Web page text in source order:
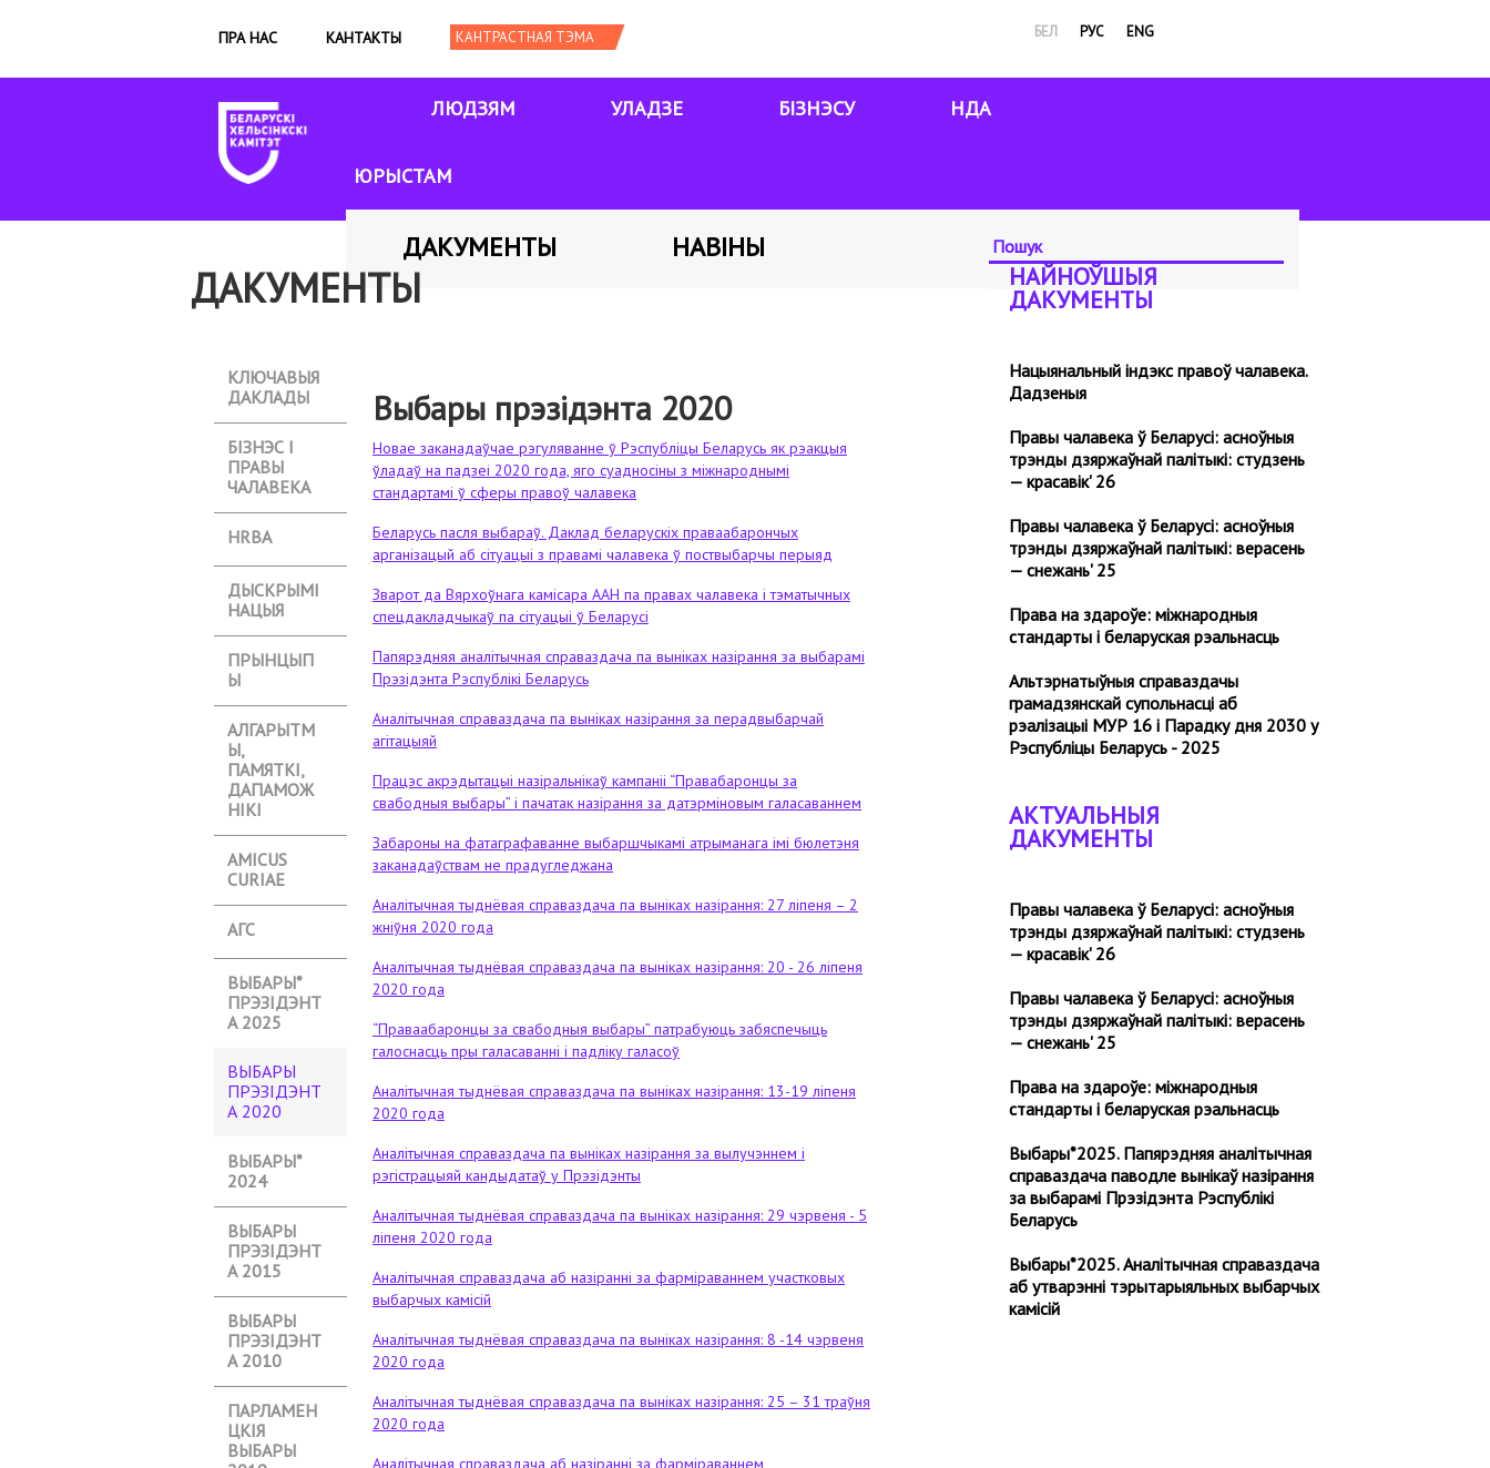
ПРА НАС КАНТАКТЫ БЕЛ РУС ENG
ЛЮДЗЯМ УЛАДЗЕ БІЗНЭСУ НДА
ЮРЫСТАМ
ДАКУМЕНТЫ НАВІНЫ
ДАКУМЕНТЫ
КЛЮЧАВЫЯ
ДАКЛАДЫ
БІЗНЭС І
ПРАВЫ
ЧАЛАВЕКА
HRBA
ДЫСКРЫМІ
НАЦЫЯ
ПРЫНЦЫП
Ы
АЛГАРЫТМ
Ы,
ПАМЯТКІ,
ДАПАМОЖ
НІКІ
АMICUS
CURIAE
АГС
ВЫБАРЫ*
ПРЭЗІДЭНТ
А 2025
ВЫБАРЫ
ПРЭЗІДЭНТ
А 2020
ВЫБАРЫ*
2024
ВЫБАРЫ
ПРЭЗІДЭНТ
А 2015
ВЫБАРЫ
ПРЭЗІДЭНТ
А 2010
ПАРЛАМЕН
ЦКІЯ
ВЫБАРЫ
Выбары прэзідэнта 2020
Новае заканадаўчае рэгуляванне ў Рэспубліцы Беларусь як рэакцыя
ўладаў на падзеі 2020 года, яго суадносіны з міжнароднымі
стандартамі ў сферы правоў чалавека
Беларусь пасля выбараў. Даклад беларускіх праваабарончых
арганізацый аб сітуацыі з правамі чалавека ў поствыбарчы перыяд
Зварот да Вярхоўнага камісара ААН па правах чалавека і тэматычных
спецдакладчыкаў па сітуацыі ў Беларусі
Папярэдняя аналітычная справаздача па выніках назірання за выбарамі
Прэзідэнта Рэспублікі Беларусь
Аналітычная справаздача па выніках назірання за перадвыбарчай
агітацыяй
Працэс акрэдытацыі назіральнікаў кампаніі “Правабаронцы за
свабодныя выбары” і пачатак назірання за датэрміновым галасаваннем
Забароны на фатаграфаванне выбаршчыкамі атрыманага імі бюлетэня
заканадаўствам не прадугледжана
Аналітычная тыднёвая справаздача па выніках назірання: 27 ліпеня – 2
жніўня 2020 года
Аналітычная тыднёвая справаздача па выніках назірання: 20 - 26 ліпеня
2020 года
“Праваабаронцы за свабодныя выбары” патрабуюць забяспечыць
галоснасць пры галасаванні і падліку галасоў
Аналітычная тыднёвая справаздача па выніках назірання: 13-19 ліпеня
2020 года
Аналітычная справаздача па выніках назірання за вылучэннем і
рэгістрацыяй кандыдатаў у Прэзідэнты
Аналітычная тыднёвая справаздача па выніках назірання: 29 чэрвеня - 5
ліпеня 2020 года
Аналітычная справаздача аб назіранні за фарміраваннем участковых
выбарчых камісій
Аналітычная тыднёвая справаздача па выніках назірання: 8 -14 чэрвеня
2020 года
Аналітычная тыднёвая справаздача па выніках назірання: 25 – 31 траўня
2020 года
Аналітычная справаздача аб назіранні за фарміраваннем
НАЙНОЎШЫЯ
ДАКУМЕНТЫ
Нацыянальный індэкс правоў чалавека.
Дадзеныя
Правы чалавека ў Беларусі: асноўныя
трэнды дзяржаўнай палітыкі: студзень
— красавік' 26
Правы чалавека ў Беларусі: асноўныя
трэнды дзяржаўнай палітыкі: верасень
— снежань' 25
Права на здароўе: міжнародныя
стандарты і беларуская рэальнасць
Альтэрнатыўныя справаздачы
грамадзянскай супольнасці аб
рэалізацыі МУР 16 і Парадку дня 2030 у
Рэспубліцы Беларусь - 2025
АКТУАЛЬНЫЯ
ДАКУМЕНТЫ
Правы чалавека ў Беларусі: асноўныя
трэнды дзяржаўнай палітыкі: студзень
— красавік' 26
Правы чалавека ў Беларусі: асноўныя
трэнды дзяржаўнай палітыкі: верасень
— снежань' 25
Права на здароўе: міжнародныя
стандарты і беларуская рэальнасць
Выбары*2025. Папярэдняя аналітычная
справаздача паводле вынікаў назірання
за выбарамі Прэзідэнта Рэспублікі
Беларусь
Выбары*2025. Аналітычная cправаздача
аб утварэнні тэрытарыяльных выбарчых
камісій